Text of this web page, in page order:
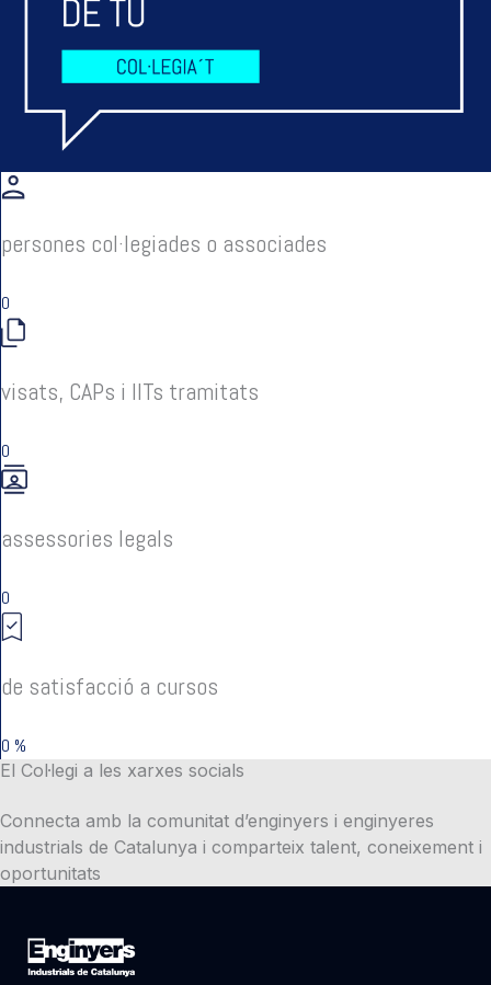
persones col·legiades o associades
0
visats, CAPs i IITs tramitats
0
assessories legals
0
de satisfacció a cursos
0 %
El Col·legi a les xarxes socials
Connecta amb la comunitat d’enginyers i enginyeres
industrials de Catalunya i comparteix talent, coneixement i
oportunitats